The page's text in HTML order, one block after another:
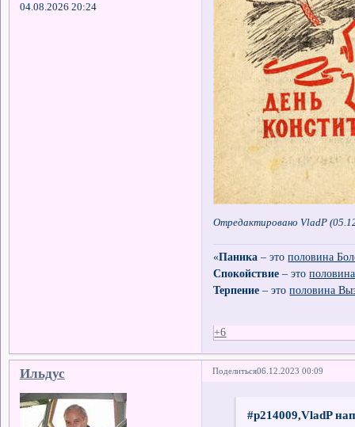
04.08.2026 20:24
Отредактировано VladP
«Паника – этополовина
Спокойствие – это
Терпение – этополовина
+6
Поделиться06.12.2023 00:09
Ильдус
#p214009,VladP